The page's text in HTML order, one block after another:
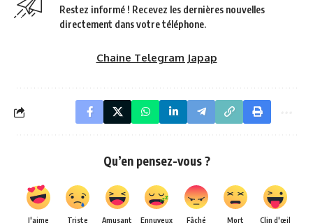
Restez informé ! Recevez les dernières nouvelles
directement dans votre téléphone.
Chaine Telegram Japap
Qu’en pensez-vous ?
J'aime Triste Amusant Ennuyeux Fâché Mort Clin d'œil